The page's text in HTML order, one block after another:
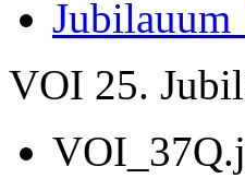
VOI 25.